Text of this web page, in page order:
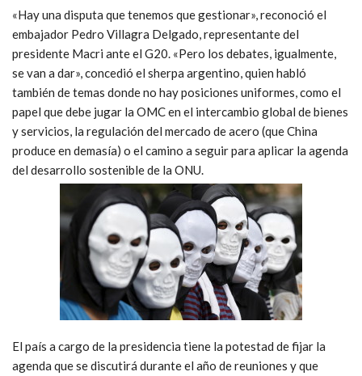
«Hay una disputa que tenemos que gestionar», reconoció el
embajador Pedro Villagra Delgado, representante del
presidente Macri ante el G20. «Pero los debates, igualmente,
se van a dar», concedió el sherpa argentino, quien habló
también de temas donde no hay posiciones uniformes, como el
papel que debe jugar la OMC en el intercambio global de bienes
y servicios, la regulación del mercado de acero (que China
produce en demasía) o el camino a seguir para aplicar la agenda
del desarrollo sostenible de la ONU.
El país a cargo de la presidencia tiene la potestad de fijar la
agenda que se discutirá durante el año de reuniones y que